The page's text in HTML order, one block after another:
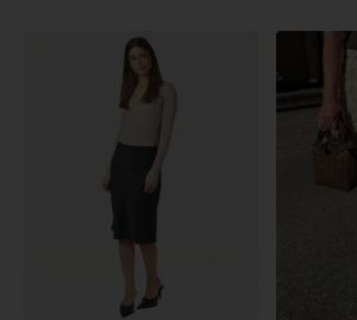
kr 799,00.
kr 479,40.